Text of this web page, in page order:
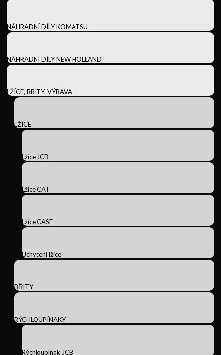
NÁHRADNÍ DÍLY KOMATSU
NÁHRADNÍ DÍLY NEW HOLLAND
LŽÍCE, BRITY, VÝBAVA
LŽÍCE
Lžíce JCB
Lžíce CAT
Lžíce CASE
Uchycení lžíce
BŘITY
RÝCHLOUPÍNAKY
Rýchloupínak JCB